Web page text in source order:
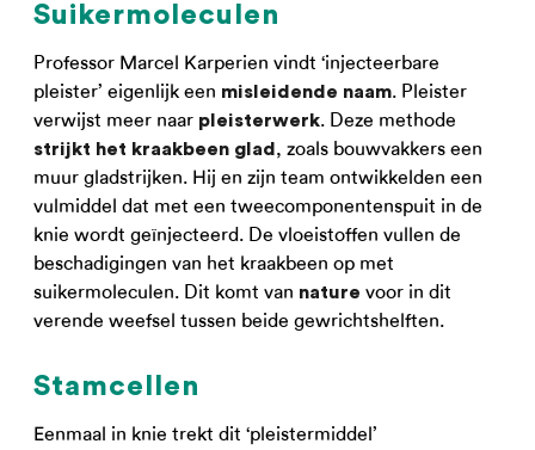
Suikermoleculen
Professor Marcel Karperien vindt ‘injecteerbare
pleister’ eigenlijk een misleidende naam. Pleister
verwijst meer naar pleisterwerk. Deze methode
strijkt het kraakbeen glad , zoals bouwvakkers een
muur gladstrijken. Hij en zijn team ontwikkelden een
vulmiddel dat met een tweecomponentenspuit in de
knie wordt geïnjecteerd. De vloeistoffen vullen de
beschadigingen van het kraakbeen op met
suikermoleculen. Dit komt van nature voor in dit
verende weefsel tussen beide gewrichtshelften.
Stamcellen
Eenmaal in knie trekt dit ‘pleistermiddel’